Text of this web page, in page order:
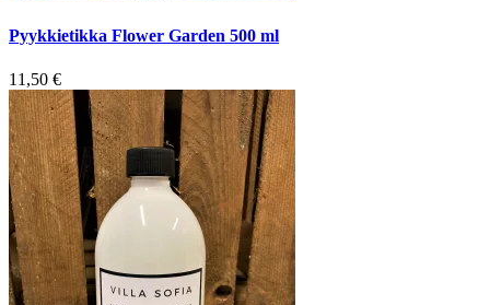
Pyykkietikka Flower Garden 500 ml
11,50 €